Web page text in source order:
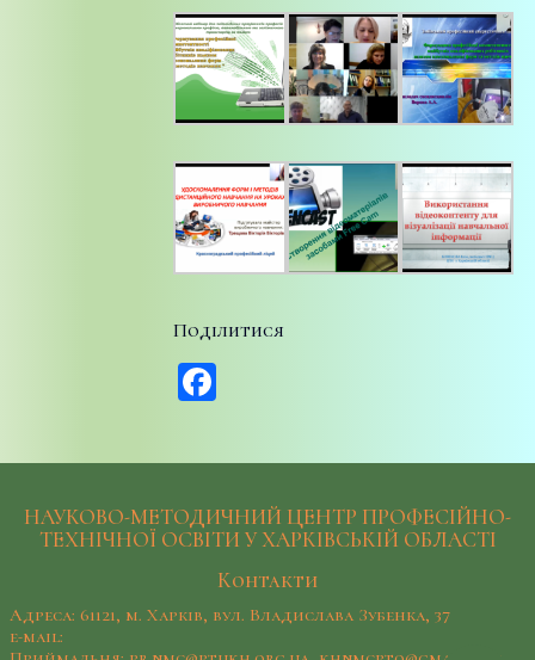
Поділитися
НАУКОВО-МЕТОДИЧНИЙ ЦЕНТР ПРОФЕСІЙНО-
ТЕХНІЧНОЇ ОСВІТИ У ХАРКІВСЬКІЙ ОБЛАСТІ
Контакти
Адреса: 61121, м. Харків, вул. Владислава Зубенка, 37
e-mail: